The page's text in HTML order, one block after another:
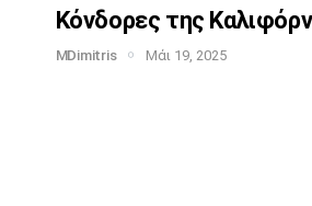
Κόνδορες της
MDimitris Μάι 19, 2025